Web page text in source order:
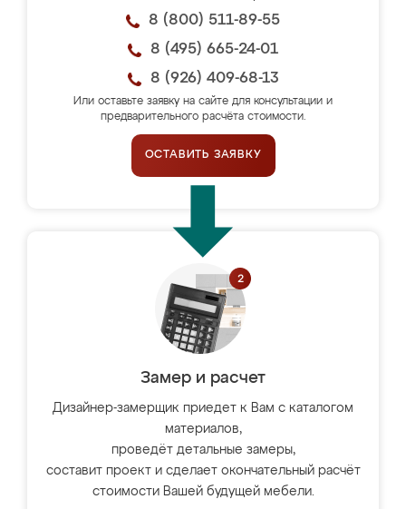
8 (800) 511-89-55
8 (495) 665-24-01
8 (926) 409-68-13
Или оставьте заявку на сайте для консультации и
предварительного расчёта стоимости.
ОСТАВИТЬ ЗАЯВКУ
Замер и расчет
Дизайнер-замерщик приедет к Вам с каталогом
материалов,
проведёт детальные замеры,
составит проект и сделает окончательный расчёт
стоимости Вашей будущей мебели.